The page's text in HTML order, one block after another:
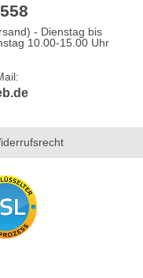
- Dienstag bis
10.00-15.00 Uhr